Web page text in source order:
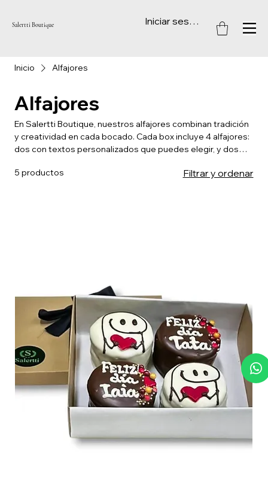
Salertti Boutique Iniciar sesión
Inicio Alfajores
Alfajores
En Salertti Boutique, nuestros alfajores combinan tradición
y creatividad en cada bocado. Cada box incluye 4 alfajores:
dos con textos personalizados que puedes elegir, y dos
alfajores ofrecen una variedad de rellenos excepcionales:
5 productos Filtrar y ordenar